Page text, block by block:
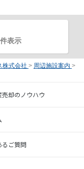
件表示
株式会社 > 周辺施設案内 >
売却のノウハウ
るご質問